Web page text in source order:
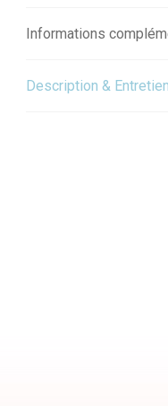
Informations
Description & Entretien